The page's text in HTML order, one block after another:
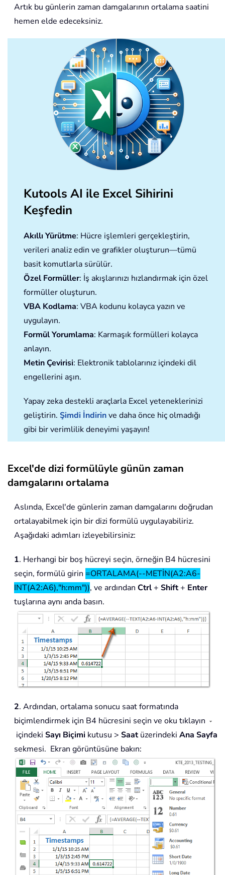
Artık bu günlerin zaman damgalarının ortalama saatini
hemen elde edeceksiniz.
Kutools AI ile Excel Sihirini
Keşfedin
Akıllı Yürütme: Hücre işlemleri gerçekleştirin,
verileri analiz edin ve grafikler oluşturun—tümü
basit komutlarla sürülür.
Özel Formüller: İş akışlarınızı hızlandırmak için özel
formüller oluşturun.
VBA Kodlama: VBA kodunu kolayca yazın ve
uygulayın.
Formül Yorumlama: Karmaşık formülleri kolayca
anlayın.
Metin Çevirisi: Elektronik tablolarınız içindeki dil
engellerini aşın.
Yapay zeka destekli araçlarla Excel yeteneklerinizi
geliştirin. Şimdi İndirinve daha önce hiç olmadığı
gibi bir verimlilik deneyimi yaşayın!
Excel'de dizi formülüyle günün zaman
damgalarını ortalama
Aslında, Excel'de günlerin zaman damgalarını doğrudan
ortalayabilmek için bir dizi formülü uygulayabiliriz.
Aşağıdaki adımları izleyebilirsiniz:
1. Herhangi bir boş hücreyi seçin, örneğin B4 hücresini
seçin, formülü girin =ORTALAMA(--METİN(A2:A6-
INT(A2:A6),"h:mm")), ve ardından Ctrl+ Shift+ Enter
tuşlarına aynı anda basın.
2. Ardından, ortalama sonucu saat formatında
biçimlendirmek için B4 hücresini seçin ve oku tıklayın
içindeki Sayı Biçimi kutusu > Saatüzerindeki Ana Sayfa
sekmesi. Ekran görüntüsüne bakın: